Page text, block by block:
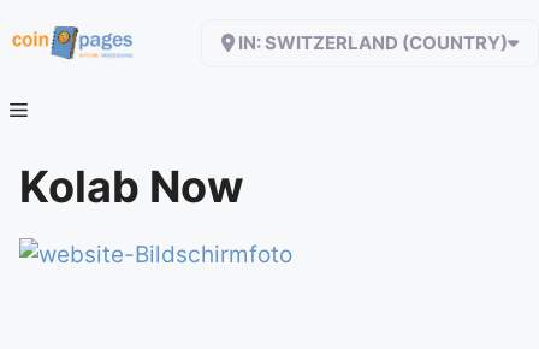
Inhalt
IN: SWITZERLAND (COUNTRY)
Kolab Now